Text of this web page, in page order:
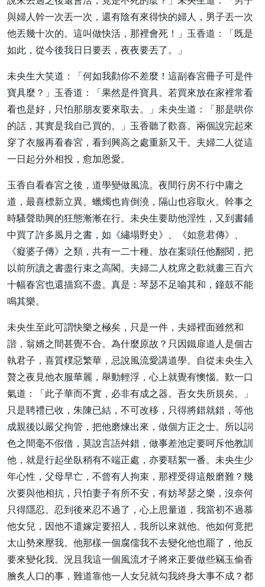
與婦人幹一次丟一次，還有陰有來得快的婦人，男子丟一次
他丟幾十次的。這叫做快活，那裡會死！」玉香道：「既是
如此，從今後我日日要丟，夜夜要丟了。」
未央生大笑道：「何如我勸你不差麼！這副春宮冊子可是件
寶具麼？」玉香道：「果然是件寶具。若買來放在家裡常看
看也是好，只怕那朋友要來取去。」未央生道：「那是哄你
的話，其實是我自己買的。」玉香聽了歡喜。兩個說完起來
穿了衣服再看春宮，看到興高之處重新又干。夫婦二人從這
一日起分外相投，愈加恩愛。
玉香自看春宮之後，道學變做風流。夜間行房不行中庸之
道，最喜標新立異。蠟燭也肯倒澆，隔山也容取火。幹事之
時騷聲助興的狂態漸漸在行。未央生要助他淫性，又到書鋪
中買了許多風月之書，如《繡塌野史》、《如意君傳》、
《癡婆子傳》之類，共有一二十種。放在案頭任他翻閱，把
以前所讀之書盡行束之高閣。夫婦二人枕席之歡就畫三百六
十幅春宮也還描寫不盡。真是：琴瑟不足喻其和，鐘鼓不能
鳴其樂。
未央生至此可謂快樂之極矣，只是一件，夫婦裡面雖然和
諧，翁婿之間甚覺不合。為什麼原故？只因鐵扉道人是個古
執君子，喜質樸惡繁華，忌說風流愛講道學。自從未央生入
贅之夜見他衣服華麗，舉動輕浮，心上就覺有懊惱。歎一口
氣道：「此子華而不實，必非有成之器。吾女失所規矣。」
只是聘禮已收，朱陳已結，不可改移，只得將錯就錯，等他
成親後以嚴父拘管，把他磨煉出來，做個方正之士。所以詞
色之間毫不假借，莫說言語舛錯，做事差池定要呵斥他教訓
他，就是行起坐臥稍有不端正處，亦要聒絮一番。未央生少
年心性，父母早亡，不曾有人拘束，那裡受得這般磨難？幾
次要與他相抗，只怕妻子有所不安，有妨琴瑟之樂，沒奈何
只得隱忍。忍到後來忍不過了，心上思量道，我當初不過慕
他女兒，因他不遣嫁定要招人，我所以來就他。他如何竟把
太山勢來壓我。他那樣一個腐儒我不去變化他也罷了，他反
要來變化我。況且我這一個風流才子將來正要做些竊玉偷香
膾炙人口的事，難道靠他一人女兒就勾我終身大事不成？都